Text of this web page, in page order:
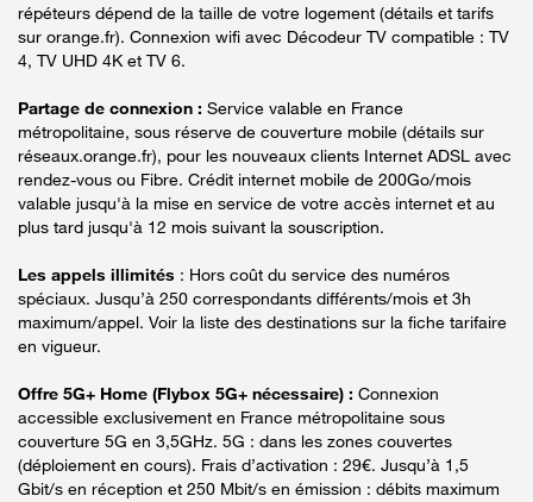
répéteurs dépend de la taille de votre logement (détails et tarifs
sur orange.fr). Connexion wifi avec Décodeur TV compatible : TV
4, TV UHD 4K et TV 6.
Partage de connexion : Service valable en France
métropolitaine, sous réserve de couverture mobile (détails sur
réseaux.orange.fr), pour les nouveaux clients Internet ADSL avec
rendez-vous ou Fibre. Crédit internet mobile de 200Go/mois
valable jusqu'à la mise en service de votre accès internet et au
plus tard jusqu'à 12 mois suivant la souscription.
Les appels illimités : Hors coût du service des numéros
spéciaux. Jusqu’à 250 correspondants différents/mois et 3h
maximum/appel. Voir la liste des destinations sur la fiche tarifaire
en vigueur.
Offre 5G+ Home (Flybox 5G+ nécessaire) : Connexion
accessible exclusivement en France métropolitaine sous
couverture 5G en 3,5GHz. 5G : dans les zones couvertes
(déploiement en cours). Frais d’activation : 29€. Jusqu’à 1,5
Gbit/s en réception et 250 Mbit/s en émission : débits maximum